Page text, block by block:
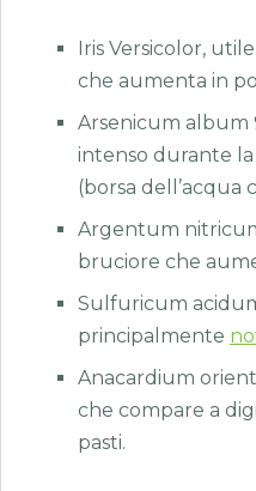
Iris Versicolor,
che aumenta in
Arsenicum album
intenso durante
(borsa dell’acqua
Argentum
bruciore che
Sulfuricum
principalmente
Anacardium
che compare a
pasti.